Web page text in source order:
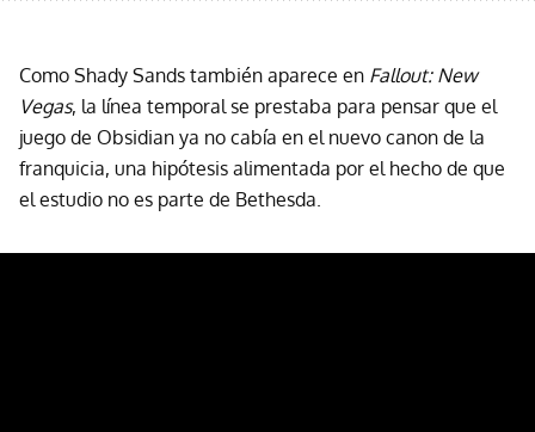
Como Shady Sands también aparece en Fallout: New
Vegas, la línea temporal se prestaba para pensar que el
juego de Obsidian ya no cabía en el nuevo canon de la
franquicia, una hipótesis alimentada por el hecho de que
el estudio no es parte de Bethesda.